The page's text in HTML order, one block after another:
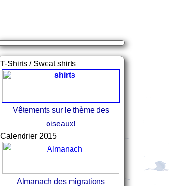
T-Shirts / Sweat shirts
Vêtements sur le thème des
oiseaux!
Calendrier 2015
Almanach des migrations